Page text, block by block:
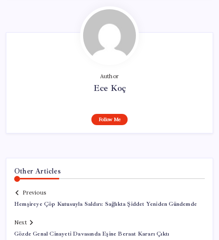
Author
Ece Koç
Follow Me
Other Articles
Previous
Hemşireye Çöp Kutusuyla Saldırı: Sağlıkta Şiddet Yeniden Gündemde
Next
Gözde Genal Cinayeti Davasında Eşine Beraat Kararı Çıktı